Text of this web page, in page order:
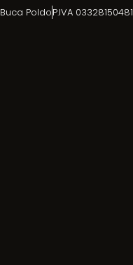
Buca PoldoP.IVA 03328150481